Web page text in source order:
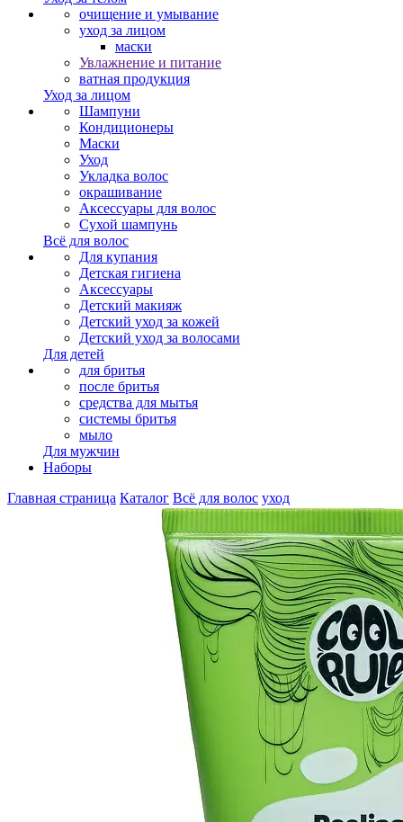
очищение и умывание
уход за лицом
маски
Увлажнение и питание
ватная продукция
Уход за лицом
Шампуни
Кондиционеры
Маски
Уход
Укладка волос
окрашивание
Аксессуары для волос
Сухой шампунь
Всё для волос
Для купания
Детская гигиена
Аксессуары
Детский макияж
Детский уход за кожей
Детский уход за волосами
Для детей
для бритья
после бритья
средства для мытья
системы бритья
мыло
Для мужчин
Наборы
Главная страница Каталог Всё для волос уход